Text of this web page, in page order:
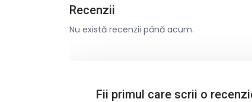
Recenzii
Nu există recenzii până acum.
Fii primul care scrii o